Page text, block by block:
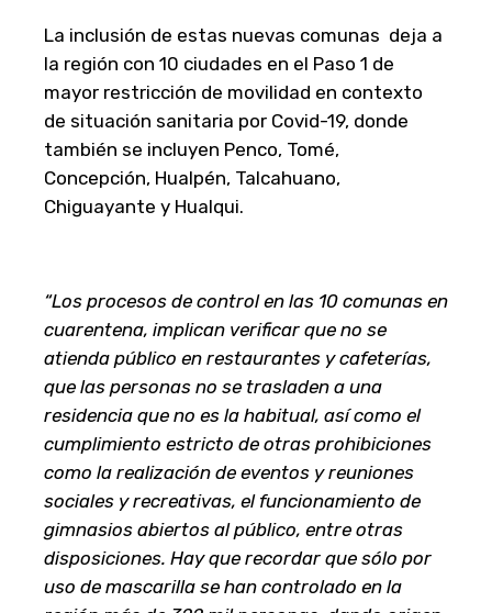
La inclusión de estas nuevas comunas deja a
la región con 10 ciudades en el Paso 1 de
mayor restricción de movilidad en contexto
de situación sanitaria por Covid-19, donde
también se incluyen Penco, Tomé,
Concepción, Hualpén, Talcahuano,
Chiguayante y Hualqui.
“Los procesos de control en las 10 comunas en
cuarentena, implican verificar que no se
atienda público en restaurantes y cafeterías,
que las personas no se trasladen a una
residencia que no es la habitual, así como el
cumplimiento estricto de otras prohibiciones
como la realización de eventos y reuniones
sociales y recreativas, el funcionamiento de
gimnasios abiertos al público, entre otras
disposiciones. Hay que recordar que sólo por
uso de mascarilla se han controlado en la